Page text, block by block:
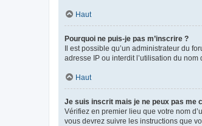
Haut
Pourquoi ne puis-je pas m’inscrire ?
Il est possible qu’un administrateur du
adresse IP ou interdit l’utilisation du
Haut
Je suis inscrit mais je ne peux pas me
Vérifiez en premier lieu que votre nom
vous devrez suivre les instructions que